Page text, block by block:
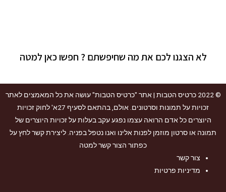
לא הצגנו לכם את מה שחיפשתם ? חפשו כאן למטה
© 2022 כרטיס הטבות | אתר "כרטיס הטבות" עושה את כל המאמצים לאתר
זכויות על תמונות וסרטונים. אולם, בהתאם לסעיף 27א' לחוק זכויות
היוצרים כל אדם הרואה עצמו נפגע עקב בעלות על זכויות היוצרים של
תמונה או סרטון מוזמן לפנות אלינו ואנו נטפל בפניה. ליצירת קשר לחץ על
כפתור הצור קשר למטה
צור קשר
מדיניות פרטיות